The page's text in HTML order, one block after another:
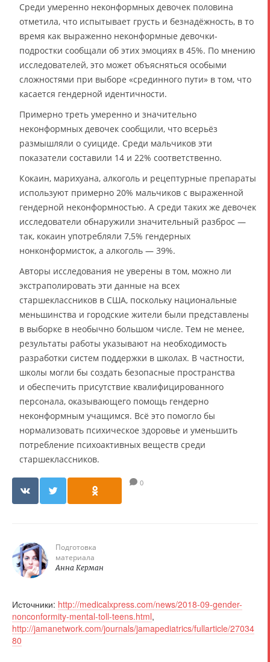
Среди умеренно неконформных девочек половина
отметила, что испытывает грусть и безнадёжность, в то
время как выраженно неконформные девочки-
подростки сообщали об этих эмоциях в 45%. По мнению
исследователей, это может объясняться особыми
сложностями при выборе «срединного пути» в том, что
касается гендерной идентичности.
Примерно треть умеренно и значительно
неконформных девочек сообщили, что всерьёз
размышляли о суициде. Среди мальчиков эти
показатели составили 14 и 22% соответственно.
Кокаин, марихуана, алкоголь и рецептурные препараты
используют примерно 20% мальчиков с выраженной
гендерной неконформностью. А среди таких же девочек
исследователи обнаружили значительный разброс —
так, кокаин употребляли 7,5% гендерных
нонконформисток, а алкоголь — 39%.
Авторы исследования не уверены в том, можно ли
экстраполировать эти данные на всех
старшеклассников в США, поскольку национальные
меньшинства и городские жители были представлены
в выборке в необычно большом числе. Тем не менее,
результаты работы указывают на необходимость
разработки систем поддержки в школах. В частности,
школы могли бы создать безопасные пространства
и обеспечить присутствие квалифицированного
персонала, оказывающего помощь гендерно
неконформным учащимся. Всё это помогло бы
нормализовать психическое здоровье и уменьшить
потребление психоактивных веществ среди
старшеклассников.
0
Подготовка
материала
Анна Керман
Источники: http://medicalxpress.com/news/2018-09-gender-
nonconformity-mental-toll-teens.html,
http://jamanetwork.com/journals/jamapediatrics/fullarticle/27034
80